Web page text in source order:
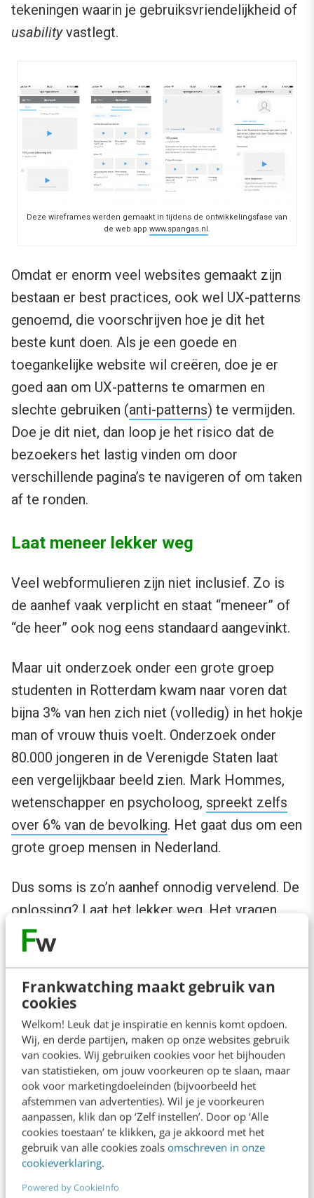
Frankwatching maakt gebruik van
cookies
Welkom! Leuk dat je inspiratie en kennis komt opdoen.
Wij, en derde partijen, maken op onze websites gebruik
van cookies. Wij gebruiken cookies voor het bijhouden
van statistieken, om jouw voorkeuren op te slaan, maar
ook voor marketingdoeleinden (bijvoorbeeld het
afstemmen van advertenties). Wil je je voorkeuren
aanpassen, klik dan op ‘Zelf instellen’. Door op ‘Alle
cookies toestaan’ te klikken, ga je akkoord met het
gebruik van alle cookies zoals omschreven in onze
cookieverklaring.
Powered by CookieInfo
tekeningen waarin je gebruiksvriendelijkheid of
usabilityvastlegt.
Deze wireframes werden gemaakt in tijdens de ontwikkelingsfase van
de web app www.spangas.nl .
Omdat er enorm veel websites gemaakt zijn
bestaan er best practices, ook wel UX-patterns
genoemd, die voorschrijven hoe je dit het
beste kunt doen. Als je een goede en
toegankelijke website wil creëren, doe je er
goed aan om UX-patterns te omarmen en
slechte gebruiken (anti-patterns) te vermijden.
Doe je dit niet, dan loop je het risico dat de
bezoekers het lastig vinden om door
verschillende pagina’s te navigeren of om taken
af te ronden.
Laat meneer lekker weg
Veel webformulieren zijn niet inclusief. Zo is
de aanhef vaak verplicht en staat “meneer” of
“de heer” ook nog eens standaard aangevinkt.
Maar uit onderzoek onder een grote groep
studenten in Rotterdam kwam naar voren dat
bijna 3% van hen zich niet (volledig) in het hokje
man of vrouw thuis voelt. Onderzoek onder
80.000 jongeren in de Verenigde Staten laat
een vergelijkbaar beeld zien. Mark Hommes,
wetenschapper en psycholoog, spreekt zelfs
over 6% van de bevolking. Het gaat dus om een
grote groep mensen in Nederland.
Dus soms is zo’n aanhef onnodig vervelend. De
oplossing? Laat het lekker weg. Het vragen
naar gender is vaak onnodig en voegt in 99% de
gevallen verder niets toe.
Een ander formulierveld wat vaak verplicht is,
is “telefoonnummer”. Laat deze manier van
communicatie altijd optioneel zijn en bied een
alternatief. Telefonisch contact wordt niet
door iedereen gewaardeerd, en in sommige
gevallen is het ook niet mogelijk door een
beperking.
Een slider is niet de oplossing